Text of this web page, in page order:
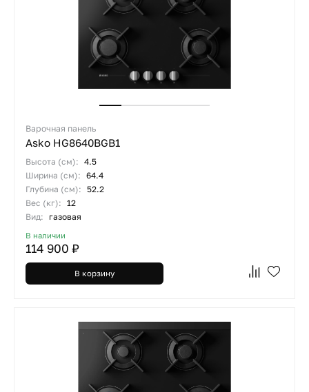
Варочная панель
Asko HG8640BGB1
Высота (см): 4.5
Ширина (см): 64.4
Глубина (см): 52.2
Вес (кг): 12
Вид:
газовая
В наличии
114 900 ₽
В корзину